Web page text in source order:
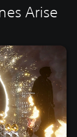
Arise